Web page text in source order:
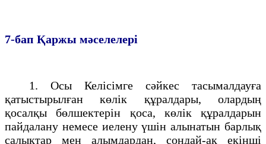
7-бап Қаржы мәселелерi
1. Осы Келiсiмге сәйкес тасымалдауға
қатыстырылған көлiк құралдары, олардың
қосалқы бөлшектерiн қоса, көлiк құралдарын
пайдалану немесе иелену үшiн алынатын барлық
салықтар мен алымдардан, сондай-ақ екiншi